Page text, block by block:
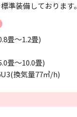
準装備しております。
畳～1.2畳)
畳～10.0畳)
換気量77㎥/h)